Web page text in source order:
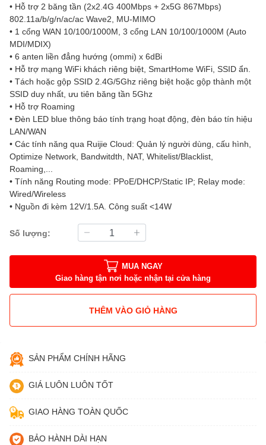
• Hỗ trợ 2 băng tần (2x2.4G 400Mbps + 2x5G 867Mbps)
802.11a/b/g/n/ac/ac Wave2, MU-MIMO
• 1 cổng WAN 10/100/1000M, 3 cổng LAN 10/100/1000M (Auto
MDI/MDIX)
• 6 anten liền đẳng hướng (ommi) x 6dBi
• Hỗ trợ mạng WiFi khách riêng biệt, SmartHome WiFi, SSID ẩn.
• Tách hoặc gộp SSID 2.4G/5Ghz riêng biệt hoặc gộp thành một
SSID duy nhất, ưu tiên băng tần 5Ghz
• Hỗ trợ Roaming
• Đèn LED blue thông báo tính trạng hoạt động, đèn báo tín hiệu
LAN/WAN
• Các tính năng qua Ruijie Cloud: Quản lý người dùng, cấu hình,
Optimize Network, Bandwitdth, NAT, Whitelist/Blacklist,
Roaming,...
• Tính năng Routing mode: PPoE/DHCP/Static IP; Relay mode:
Wired/Wireless
• Nguồn đi kèm 12V/1.5A. Công suất <14W
Số lượng:
MUA NGAY
Giao hàng tận nơi hoặc nhận tại cửa hàng
THÊM VÀO GIỎ HÀNG
SẢN PHẨM CHÍNH HÃNG
GIÁ LUÔN LUÔN TỐT
GIAO HÀNG TOÀN QUỐC
BẢO HÀNH DÀI HẠN